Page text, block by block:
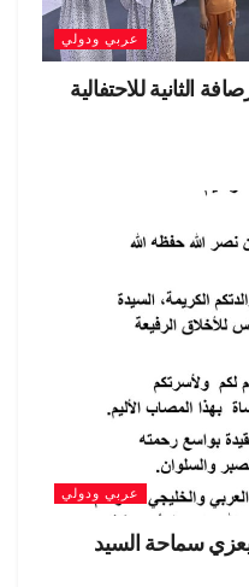
عربي ودولي
الثانية للاحتفالية
عربي ودولي
سماحة السيد